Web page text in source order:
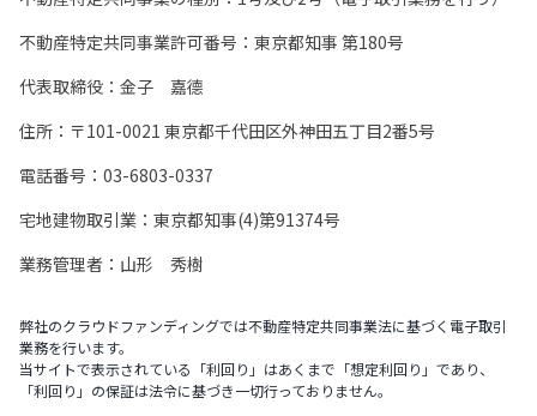
不動産特定共同事業許可番号：東京都知事 第180号
代表取締役：金子 嘉德
住所：〒101-0021 東京都千代田区外神田五丁目2番5号
電話番号：03-6803-0337
宅地建物取引業：東京都知事(4)第91374号
業務管理者：山形 秀樹
弊社のクラウドファンディングでは不動産特定共同事業法に基づく電子取引
業務を行います。
当サイトで表示されている「利回り」はあくまで「想定利回り」であり、
「利回り」の保証は法令に基づき一切行っておりません。